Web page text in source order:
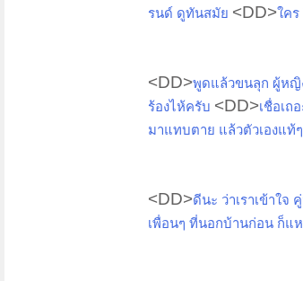
รนด์ ดูทันสมัย <DD>ใคร
<DD>พูดแล้วขนลุก ผู้หญิ
ร้องไห้ครับ <DD>เชื่อเถ
มาแทบตาย แล้วตัวเองแท้ๆ
<DD>ดีนะ ว่าเราเข้าใจ
เพื่อนๆ ที่นอกบ้านก่อน ก็แ